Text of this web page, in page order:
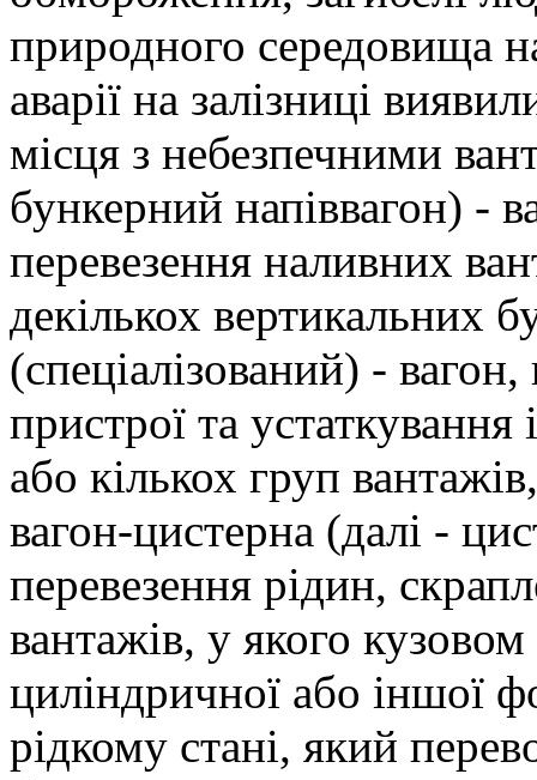
природного середовища
аварії на залізниці
місця з небезпечними
бункерний напіввагон) -
перевезення наливних
декількох вертикальних
(спеціалізований) -
пристрої та устаткування
або кількох груп
вагон-цистерна (далі -
перевезення рідин,
вантажів, у якого
циліндричної або іншої
рідкому стані, який